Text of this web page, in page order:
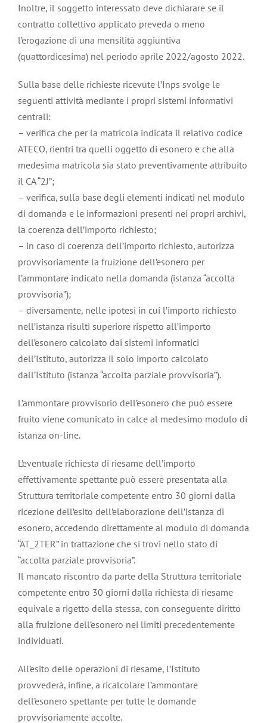
Inoltre, il soggetto interessato deve dichiarare se il
contratto collettivo applicato preveda o meno
l’erogazione di una mensilità aggiuntiva
(quattordicesima) nel periodo aprile 2022/agosto 2022.
Sulla base delle richieste ricevute l’Inps svolge le
seguenti attività mediante i propri sistemi informativi
centrali:
– verifica che per la matricola indicata il relativo codice
ATECO, rientri tra quelli oggetto di esonero e che alla
medesima matricola sia stato preventivamente attribuito
il CA “2J”;
– verifica, sulla base degli elementi indicati nel modulo
di domanda e le informazioni presenti nei propri archivi,
la coerenza dell’importo richiesto;
– in caso di coerenza dell’importo richiesto, autorizza
provvisoriamente la fruizione dell’esonero per
l’ammontare indicato nella domanda (istanza “accolta
provvisoria”);
– diversamente, nelle ipotesi in cui l’importo richiesto
nell’istanza risulti superiore rispetto all’importo
dell’esonero calcolato dai sistemi informatici
dell’Istituto, autorizza il solo importo calcolato
dall’Istituto (istanza “accolta parziale provvisoria”).
L’ammontare provvisorio dell’esonero che può essere
fruito viene comunicato in calce al medesimo modulo di
istanza on-line.
L’eventuale richiesta di riesame dell’importo
effettivamente spettante può essere presentata alla
Struttura territoriale competente entro 30 giorni dalla
ricezione dell’esito dell’elaborazione dell’istanza di
esonero, accedendo direttamente al modulo di domanda
“AT_2TER” in trattazione che si trovi nello stato di
“accolta parziale provvisoria”.
Il mancato riscontro da parte della Struttura territoriale
competente entro 30 giorni dalla richiesta di riesame
equivale a rigetto della stessa, con conseguente diritto
alla fruizione dell’esonero nei limiti precedentemente
individuati.
All’esito delle operazioni di riesame, l’Istituto
provvederà, infine, a ricalcolare l’ammontare
dell’esonero spettante per tutte le domande
provvisoriamente accolte.